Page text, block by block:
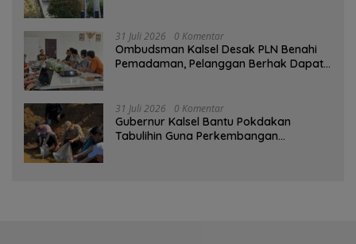
31 Juli 2026 0 Komentar
Ombudsman Kalsel Desak PLN Benahi
Pemadaman, Pelanggan Berhak Dapat
31 Juli 2026 0 Komentar
Gubernur Kalsel Bantu Pokdakan
Tabulihin Guna Perkembangan